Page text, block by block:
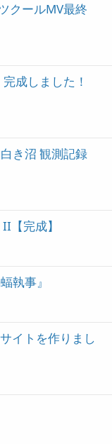
クールMV最終
成しました！
き沼 観測記録
【完成】
執事』
イトを作りまし